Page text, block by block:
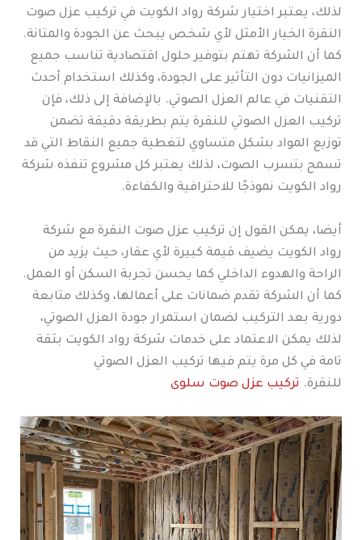
لذلك، يعتبر اختيار شركة رواد الكويت في تركيب عزل صوت
النقرة الخيار الأمثل لأي شخص يبحث عن الجودة والمتانة.
كما أن الشركة تهتم بتوفير حلول اقتصادية تناسب جميع
الميزانيات دون التأثير على الجودة، وكذلك استخدام أحدث
التقنيات في عالم العزل الصوتي. بالإضافة إلى ذلك، فإن
تركيب العزل الصوتي للنقرة يتم بطريقة دقيقة تضمن
توزيع المواد بشكل متساوي لتغطية جميع النقاط التي قد
تسمح بتسرب الصوت، لذلك يعتبر كل مشروع تنفذه شركة
رواد الكويت نموذجًا للاحترافية والكفاءة.
أيضا، يمكن القول إن تركيب عزل صوت النقرة مع شركة
رواد الكويت يضيف قيمة كبيرة لأي عقار، حيث يزيد من
الراحة والهدوء الداخلي كما يحسن تجربة السكن أو العمل.
كما أن الشركة تقدم ضمانات على أعمالها، وكذلك متابعة
دورية بعد التركيب لضمان استمرار جودة العزل الصوتي،
لذلك يمكن الاعتماد على خدمات شركة رواد الكويت بثقة
تامة في كل مرة يتم فيها تركيب العزل الصوتي
للنقرة. تركيب عزل صوت سلوى